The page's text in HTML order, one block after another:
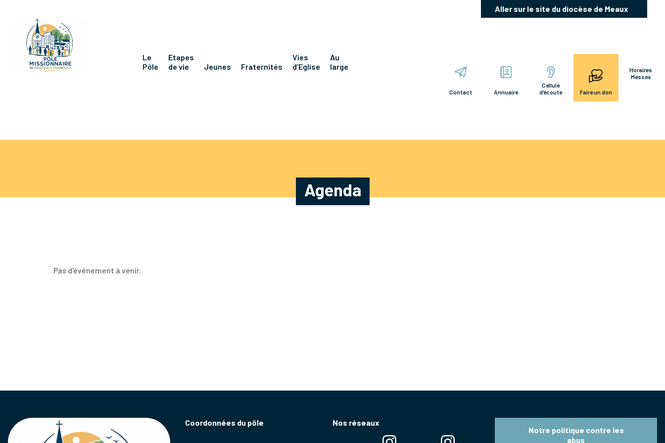
Aller sur le site du diocèse de Meaux
Le
Pôle
Etapes
de vie
Jeunes Fraternités
Vies
d’Eglise
Au
large
Contact Annuaire
Cellule
d’écoute
Faire un don
Horaires
Messes
Agenda
Pas d'événement à venir.
Coordonnées du pôle Nos réseaux
Notre politique contre les
abus